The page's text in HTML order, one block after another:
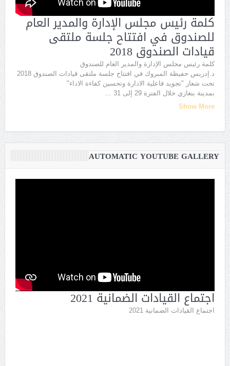
كلمة رئيس مجلس الإدارة والمدير العام
للصندوق في افتتاح جلسة ملتقى
قيادات الصندوق 2018
كلمة رئيس مجلس الإدارة والمدير العام للصندوق
د.إدريس حفيظة المبروك في افتتاح جلسة ملتقى قيادات الصندوق 2018
تحت شعار "تجويد فاعلية الادارة وتحسين كفاءة الاداء"
بمدينة بنغازي خلال الفترة 29 إلى 31
...
Show More
AUTOMATIC YOUTUBE GALLERY
اجتماع القيادات الضمانية 2021
اجتماع القيادات الضمانية 2021